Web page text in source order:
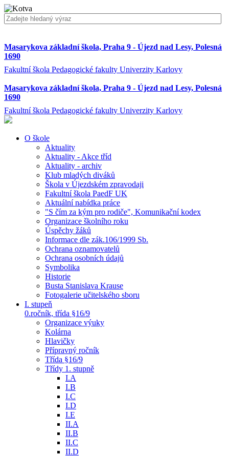
Masarykova základní škola, Praha 9 - Újezd nad Lesy, Polesná
1690
Fakultní škola Pedagogické fakulty Univerzity Karlovy
Masarykova základní škola, Praha 9 - Újezd nad Lesy, Polesná
1690
Fakultní škola Pedagogické fakulty Univerzity Karlovy
O škole
Aktuality
Aktuality - Akce tříd
Aktuality - archiv
Klub mladých diváků
Škola v Újezdském zpravodaji
Fakultní škola PaedF UK
Aktuální nabídka práce
"S čím za kým pro rodiče", Komunikační kodex
Organizace školního roku
Úspěchy žáků
Informace dle zák.106/1999 Sb.
Ochrana oznamovatelů
Ochrana osobních údajů
Symbolika
Historie
Busta Stanislava Krause
Fotogalerie učitelského sboru
I. stupeň
0.ročník, třída §16/9
Organizace výuky
Kolárna
Hlavičky
Přípravný ročník
Třída §16/9
Třídy 1. stupně
I.A
I.B
I.C
I.D
I.E
II.A
II.B
II.C
II.D